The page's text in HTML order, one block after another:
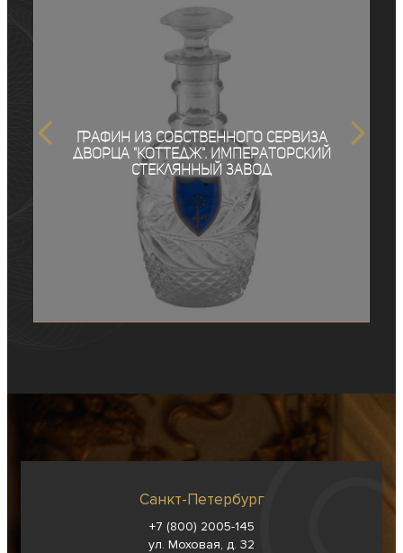
Графин из собственного сервиза
дворца "Коттедж". Императорский
стеклянный завод
Санкт-Петербург
+7 (800) 2005-145
ул. Моховая, д. 32